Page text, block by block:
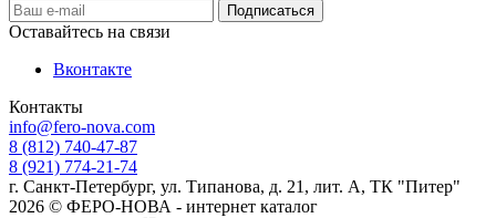
Оставайтесь на связи
Вконтакте
Контакты
info@fero-nova.com
8 (812) 740-47-87
8 (921) 774-21-74
г. Санкт-Петербург, ул. Типанова, д. 21, лит. А, ТК "Питер"
2026 © ФЕРО-НОВА - интернет каталог